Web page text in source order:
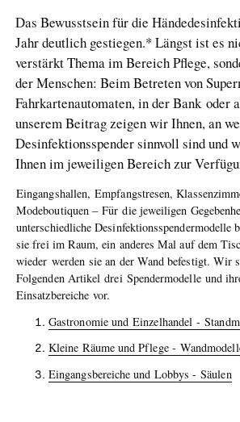
Das Bewusstsein für die
Jahr deutlich gestiegen.* Längst ist es
verstärkt Thema im Bereich Pflege,
der Menschen: Beim Betreten von
Fahrkartenautomaten, in der Bank oder
unserem Beitrag zeigen wir Ihnen, an
Desinfektionsspender sinnvoll sind und
Ihnen im jeweiligen Bereich zur
Eingangshallen, Empfangstresen,
Modeboutiquen – Für die jeweiligen
unterschiedliche Desinfektionsspendermodelle
sie frei im Raum, ein anderes Mal auf dem
wieder werden sie an der Wand befestigt. Wir
Folgenden Artikel drei Spendermodelle und
Einsatzbereiche vor.
Gastronomie und Einzelhandel -
Kleine Räume und Pflege -
Eingangsbereiche und Lobbys - Säulen